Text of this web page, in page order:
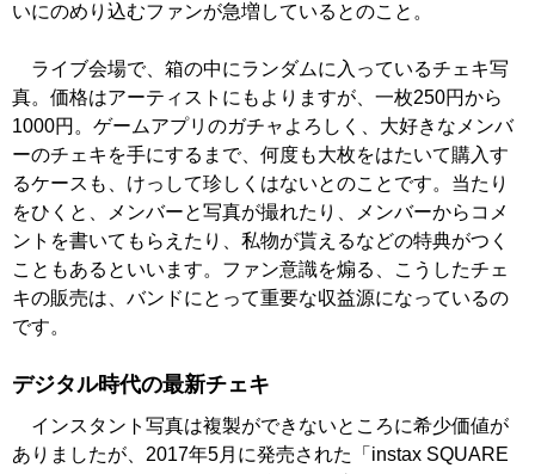
いにのめり込むファンが急増しているとのこと。
ライブ会場で、箱の中にランダムに入っているチェキ写
真。価格はアーティストにもよりますが、一枚250円から
1000円。ゲームアプリのガチャよろしく、大好きなメンバ
ーのチェキを手にするまで、何度も大枚をはたいて購入す
るケースも、けっして珍しくはないとのことです。当たり
をひくと、メンバーと写真が撮れたり、メンバーからコメ
ントを書いてもらえたり、私物が貰えるなどの特典がつく
こともあるといいます。ファン意識を煽る、こうしたチェ
キの販売は、バンドにとって重要な収益源になっているの
です。
デジタル時代の最新チェキ
インスタント写真は複製ができないところに希少価値が
ありましたが、2017年5月に発売された「instax SQUARE